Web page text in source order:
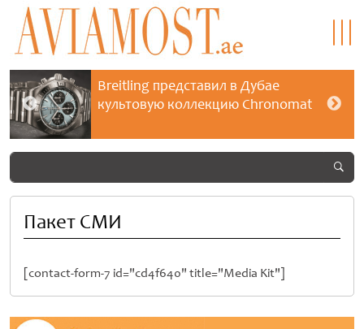
Breitling представил в Дубае
культовую коллекцию Chronomat
Пакет СМИ
[contact-form-7 id="cd4f640" title="Media Kit"]